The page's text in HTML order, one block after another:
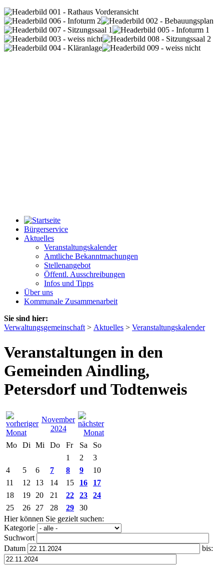
Bürgerservice
Aktuelles
Veranstaltungskalender
Amtliche Bekanntmachungen
Stellenangebot
Öffentl. Ausschreibungen
Infos und Tipps
Über uns
Kommunale Zusammenarbeit
Sie sind hier:
Verwaltungsgemeinschaft > Aktuelles > Veranstaltungskalender
Veranstaltungen in den
Gemeinden Aindling,
Petersdorf und Todtenweis
November
2024
Mo
Di Mi Do Fr Sa
So
1
2
3
4
5 6 7 8 9
10
11
12 13 14 15 16
17
18
19 20 21 22 23
24
25
26 27 28 29
30
Hier können Sie gezielt suchen:
Kategorie
Suchwort
Datum
bis: